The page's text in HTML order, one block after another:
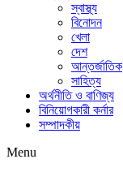
স্বাস্থ্য
বিনোদন
খেলা
দেশ
আন্তর্জাতিক
সাহিত্য
অর্থনীতি ও বাণিজ্য
বিনিয়োগকারী কর্নার
সম্পাদকীয়
Menu